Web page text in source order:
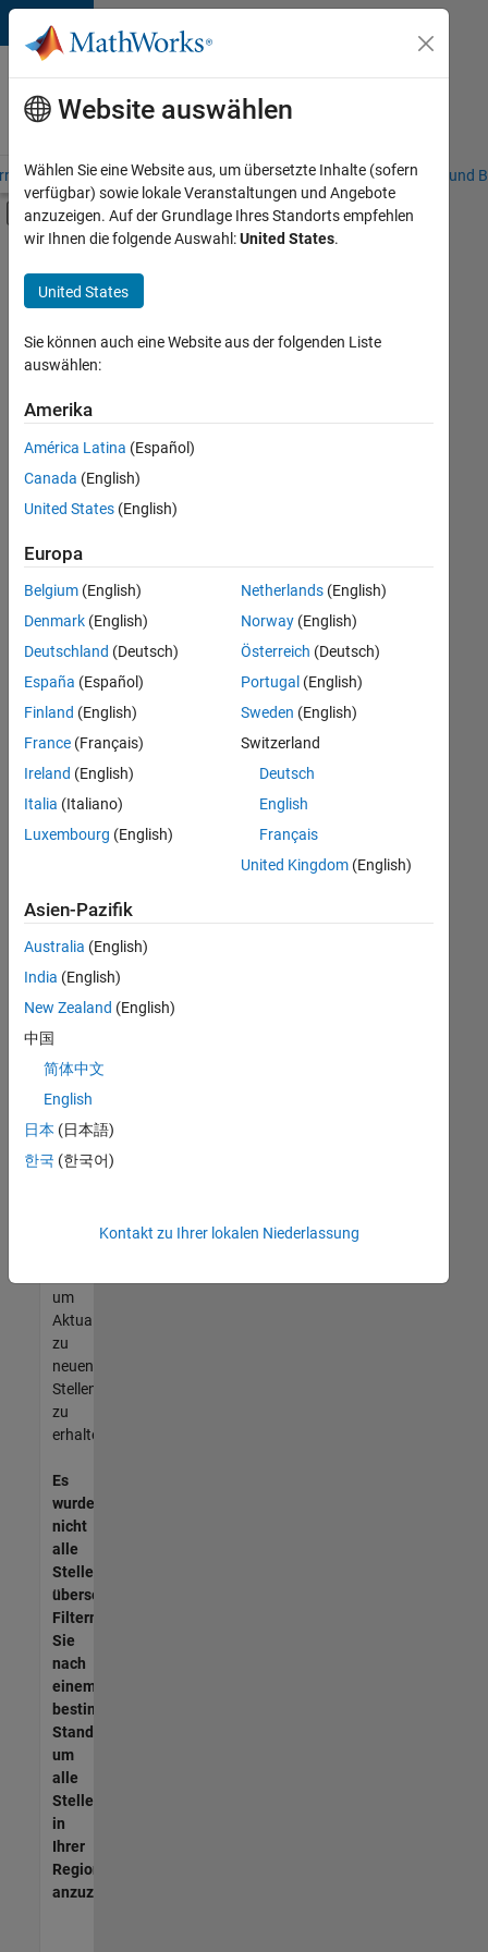
Weiter zum Inhalt
Karriere
bei
MathWorks
– Übersicht Stellensuche Niederlassungen Studierende und
Umschaltung für Off-Canvas-
Hauptinhalt
Programm für Berufseinsteiger (EDG)
Product Development
Program Management
Quality Engineering
Release Engineering
+4
Derzeit
es
keine
offenen
Stellen,
Ihren
Suchkriterien
entsprechen.
können
die
Suchkriterien
weiter
fassen
oder
alle
Stellenangebote
anzeigen .
noch
keine
offenen
Stellen
können,
die
Ihren
entsprechen,
werden
unseres
um
Aktualisierungen
zu
neuen
Stellenangeboten
zu
erhalten.
Es
wurden
nicht
alle
Stellen
übersetzt.
Filtern
Sie
nach
einem
bestimmten
Standort,
um
alle
Stellenangebote
in
Ihrer
Region
anzuzeigen.
Website auswählen
Wählen Sie eine Website aus, um übersetzte Inhalte (sofern
verfügbar) sowie lokale Veranstaltungen und Angebote
anzuzeigen. Auf der Grundlage Ihres Standorts empfehlen
wir Ihnen die folgende Auswahl:United States.
United States
Sie können auch eine Website aus der folgenden Liste
auswählen:
Amerika
América Latina (Español)
Canada (English)
United States (English)
Europa
Belgium (English)
Denmark (English)
Deutschland (Deutsch)
España (Español)
Finland (English)
France (Français)
Ireland (English)
Italia (Italiano)
Luxembourg (English)
Netherlands(English)
Norway(English)
Österreich (Deutsch)
Portugal (English)
Sweden (English)
Switzerland
Deutsch
English
Français
United Kingdom(English)
Asien-Pazifik
Australia (English)
India (English)
New Zealand (English)
中国
简体中文
English
日本 (日本語)
한국 (한국어)
Kontakt zu Ihrer lokalen Niederlassung